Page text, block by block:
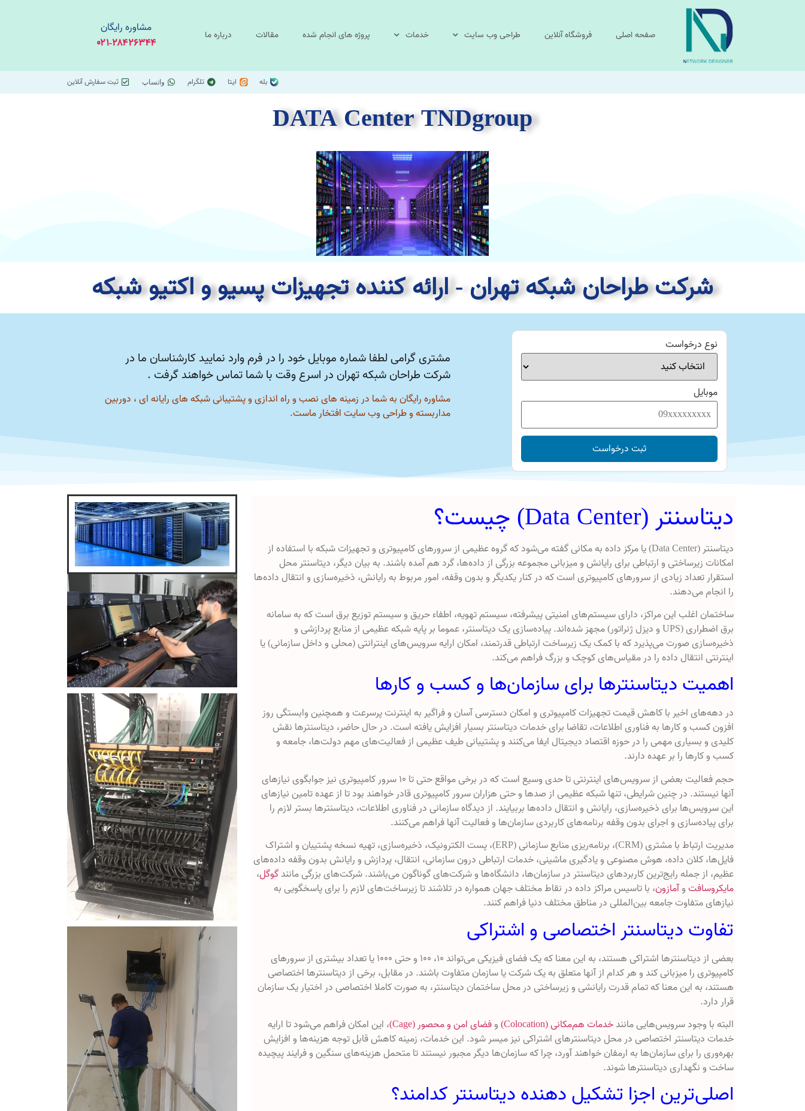
صفحه اصلی فروشگاه آنلاین طراحی وب سایت خدمات پروژه های انجام شده مقالات درباره ما
مشاوره رایگان
۰۲۱-۲۸۴۲۶۳۴۴
بله ایتا تلگرام واتساپ ثبت سفارش آنلاین
DATA Center TNDgroup
شرکت طراحان شبکه تهران - ارائه کننده تجهیزات پسیو و اکتیو شبکه
نوع درخواست
موبایل
ثبت درخواست
مشتری گرامی لطفا شماره موبایل خود را در فرم وارد نمایید کارشناسان ما در
شرکت طراحان شبکه تهران در اسرع وقت با شما تماس خواهند گرفت .
مشاوره رایگان به شما در زمینه های نصب و راه اندازی و پشتیبانی شبکه های رایانه ای ، دوربین
مداربسته و طراحی وب سایت افتخار ماست.
دیتاسنتر (Data Center) چیست؟
دیتاسنتر (Data Center) یا مرکز داده به مکانی گفته می‌شود که گروه عظیمی از سرورهای کامپیوتری و تجهیزات شبکه‌ با استفاده از
امکانات زیرساختی و ارتباطی برای رایانش و میزبانی مجموعه‌ بزرگی از داده‌ها، گرد هم آمده‌ باشند. به بیان دیگر، دیتاسنتر محل
استقرار تعداد زیادی از سرورهای کامپیوتری است که در کنار یکدیگر و بدون وقفه، امور مربوط به رایانش، ذخیره‌سازی و انتقال داده‌ها
را انجام می‌دهند.
ساختمان اغلب این مراکز، دارای سیستم‌های امنیتی پیشرفته، سیستم تهویه، اطفاء حریق و سیستم توزیع برق است که به سامانه
برق اضطراری (UPS و دیزل ژنراتور) مجهز ‌شده‌اند. پیاده‌سازی یک دیتاسنتر، عموما بر پایه شبکه‌ عظیمی از منابع پردازشی و
ذخیره‌سازی صورت می‌پذیرد که با کمک یک زیرساخت ارتباطی قدرتمند، امکان ارایه سرویس‌های اینترانتی (محلی و داخل سازمانی) یا
اینترنتی انتقال داده را در مقیاس‌های کوچک و بزرگ فراهم می‌کند.
اهمیت دیتاسنترها برای سازمان‌ها و کسب و کارها
در دهه‌های اخیر با کاهش قیمت تجهیزات کامپیوتری و امکان دسترسی آسان و فراگیر به اینترنت پرسرعت و همچنین وابستگی روز
افزون کسب و کارها به فناوری اطلاعات، تقاضا برای خدمات دیتاسنتر‌ بسیار افزایش یافته است. در حال حاضر، دیتاسنترها نقش
کلیدی و بسیاری مهمی را در حوزه اقتصاد دیجیتال ایفا می‌کنند و پشتیبانی طیف عظیمی از فعالیت‌های مهم دولت‌ها، جامعه و
کسب و کارها را بر عهده دارند.
حجم فعالیت بعضی از سرویس‌های اینترنتی تا حدی وسیع است که در برخی مواقع حتی تا ۱۰ سرور کامپیوتری نیز جوابگوی نیازهای
آنها نیستند. در چنین شرایطی، تنها شبکه عظیمی از صدها و حتی هزاران سرور کامپیوتری قادر خواهند بود تا از عهده تامین نیازهای
این سرویس‌ها برای ذخیره‌سازی، رایانش و انتقال داده‌ها بربیایند. از دیدگاه سازمانی در فناوری اطلاعات، دیتاسنترها بستر لازم را
برای پیاده‌سازی و اجرای بدون وقفه برنامه‌های کاربردی سازمان‌ها و فعالیت آنها فراهم می‌کنند.
مدیریت ارتباط با مشتری (CRM)، برنامه‌ریزی منابع سازمانی (ERP)، پست الکترونیک، ذخیره‌سازی، تهیه نسخه پشتیبان و اشتراک
فایل‌ها، کلان داده، هوش مصنوعی و یادگیری ماشینی، خدمات ارتباطی درون سازمانی، انتقال، پردازش و رایانش بدون وقفه داده‌های
عظیم، از جمله رایج‌ترین کاربردهای دیتاسنتر در سازمان‌ها، دانشگاه‌ها و شرکت‌های گوناگون می‌باشند. شرکت‌های بزرگی مانندگوگل،
مایکروسافتوآمازون، با تاسیس مراکز داده در نقاط مختلف جهان همواره در تلاشند تا زیرساخت‌های لازم را برای پاسخگویی به
نیازهای متفاوت جامعه بین‌المللی در مناطق مختلف دنیا فراهم کنند.
تفاوت دیتاسنتر اختصاصی و اشتراکی
بعضی از دیتاسنترها اشتراکی هستند، به این معنا که یک فضای فیزیکی می‌تواند ۱۰، ۱۰۰ و حتی ۱۰۰۰ یا تعداد بیشتری از سرورهای
کامپیوتری را میزبانی کند و هر کدام از آنها متعلق به یک شرکت یا سازمان متفاوت باشند. در مقابل، برخی از دیتاسنترها اختصاصی
هستند، به این معنا که تمام قدرت رایانشی و زیرساختی در محل ساختمان دیتاسنتر، به صورت کاملا اختصاصی در اختیار یک سازمان
قرار دارد.
البته با وجود سرویس‌هایی مانندخدمات هم‌مکانی (Colocation) وفضای امن و محصور (Cage)
، این امکان فراهم می‌شود تا ارایه
خدمات دیتاسنتر اختصاصی در محل دیتاسنترهای اشتراکی نیز میسر شود. این خدمات، زمینه کاهش قابل توجه هزینه‌ها و افزایش
بهره‌وری را برای سازمان‌ها به ارمفان خواهند آورد، چرا که سازمان‌ها دیگر مجبور نیستند تا متحمل هزینه‌های سنگین و فرایند پیچیده
ساخت و نگهداری دیتاسنترها شوند.
اصلی‌ترین اجزا تشکیل دهنده دیتاسنتر کدامند؟